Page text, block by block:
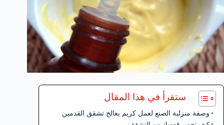
ستقرأ في هذا المقال
وصفة منزلية الصنع لعمل كريم يعالج تشقق القدمين